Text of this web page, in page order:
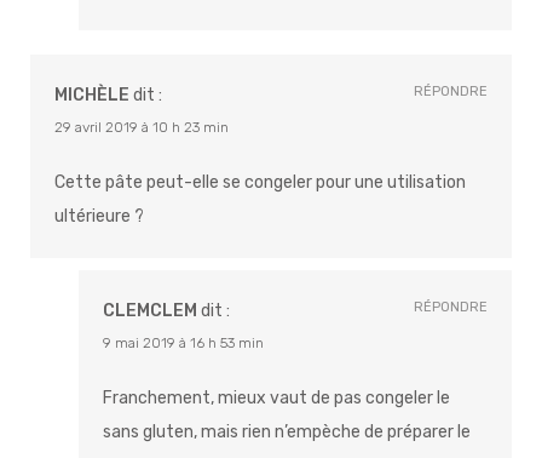
MICHÈLE dit :
29 avril 2019 à 10 h 23 min
Cette pâte peut-elle se congeler pour une utilisation
ultérieure ?
RÉPONDRE
CLEMCLEM dit :
9 mai 2019 à 16 h 53 min
Franchement, mieux vaut de pas congeler le
sans gluten, mais rien n’empèche de préparer le
RÉPONDRE